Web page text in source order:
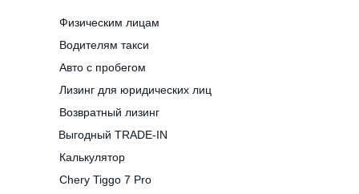
Водителям такси
Физическим лицам
Авто с пробегом
Лизинг для юридических лиц
Калькулятор
Chery Tiggo 7 Pro
Возвратный лизинг
Выгодный TRADE-IN